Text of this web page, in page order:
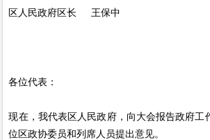
区人民政府区长 王保中
各位代表：
现在，我代表区人民政府，向大会报告政府工
位区政协委员和列席人员提出意见。